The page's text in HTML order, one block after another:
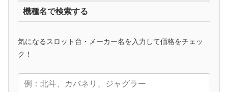
マイジャグ ファンキー アイム ゴージャグ ハッピー
アニメタイアップ
エヴァ コードギアス 化物語 炎炎ノ消防隊
機種名で検索する
気になるスロット台・メーカー名を入力して価格をチェッ
ク！